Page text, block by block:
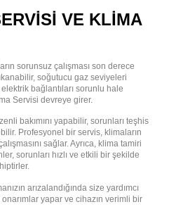
VE KLIMA
sorunsuz çalışması son derece
soğutucu gaz seviyeleri
bağlantıları sorunlu hale
Servisi devreye girer.
bakımını yapabilir, sorunları teşhis
Profesyonel bir servis, klimaların
sağlar. Ayrıca, klima tamiri
sorunları hızlı ve etkili bir şekilde
arızalandığında size yardımcı
yapar ve cihazın verimli bir